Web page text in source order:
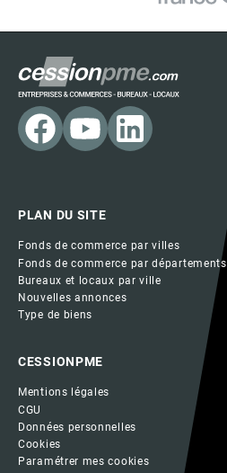
PLAN DU SITE
Fonds de commerce par villes
Fonds de commerce par départements
Bureaux et locaux par ville
Nouvelles annonces
Type de biens
CESSIONPME
Mentions légales
CGU
Données personnelles
Cookies
Paramétrer mes cookies